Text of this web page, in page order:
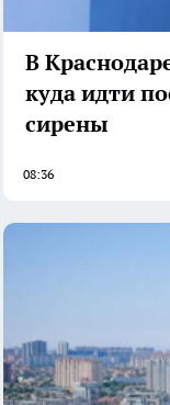
В
куда идти
сирены
08:36